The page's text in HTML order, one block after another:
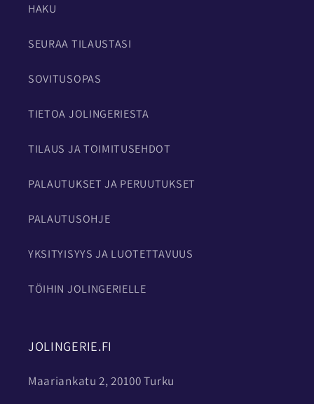
HAKU
SEURAA TILAUSTASI
SOVITUSOPAS
TIETOA JOLINGERIESTA
TILAUS JA TOIMITUSEHDOT
PALAUTUKSET JA PERUUTUKSET
PALAUTUSOHJE
YKSITYISYYS JA LUOTETTAVUUS
TÖIHIN JOLINGERIELLE
JOLINGERIE.FI
Maariankatu 2, 20100 Turku